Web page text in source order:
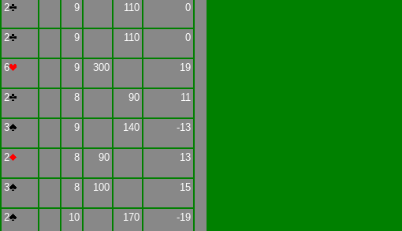
2 9 110 0
2 9 110 0
6 9 300 19
2 8 90 11
3 9 140 -13
2 8 90 13
3 8 100 15
2 10 170 -19